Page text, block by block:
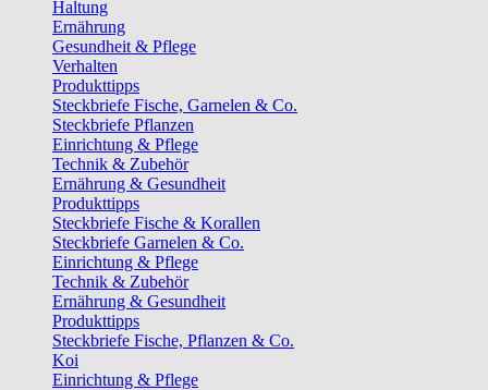
Haltung
Ernährung
Gesundheit & Pflege
Verhalten
Produkttipps
Steckbriefe Fische, Garnelen & Co.
Steckbriefe Pflanzen
Einrichtung & Pflege
Technik & Zubehör
Ernährung & Gesundheit
Produkttipps
Steckbriefe Fische & Korallen
Steckbriefe Garnelen & Co.
Einrichtung & Pflege
Technik & Zubehör
Ernährung & Gesundheit
Produkttipps
Steckbriefe Fische, Pflanzen & Co.
Koi
Einrichtung & Pflege